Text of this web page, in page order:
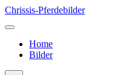
Chrissis-Pferdebilder
Home
Bilder